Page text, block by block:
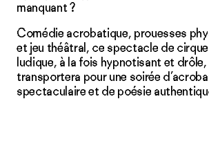
manquant ?
Comédie acrobatique, prouesses
et jeu théâtral, ce spectacle de
ludique, à la fois hypnotisant et
transportera pour une soirée
spectaculaire et de poésie